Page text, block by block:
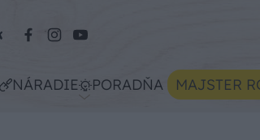
NÁRADIE PORADŇA MAJSTER